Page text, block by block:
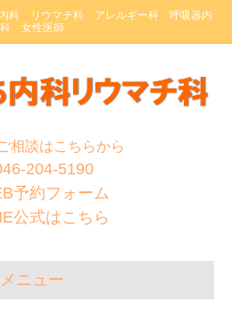
科 リウマチ科 アレルギー科 呼吸器内
科 女性医師
相談はこちらから
204-5190
予約フォーム
公式はこちら
メニュー